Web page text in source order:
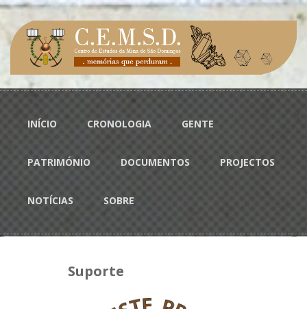
Passar para o conteúdo principal
Menu principal
INÍCIO CRONOLOGIA GENTE
PATRIMÓNIO DOCUMENTOS PROJECTOS
NOTÍCIAS SOBRE
Suporte